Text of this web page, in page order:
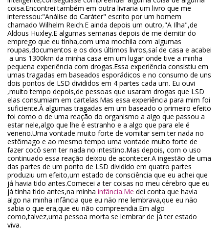
coisa.Encontrei também em outra livraria um livro que me
interessou:"Análise do Caráter" escrito por um homem
chamado Wilhelm Reich.E ainda depois um outro,"A Ilha",de
Aldous Huxley.E algumas semanas depois de me demitir do
emprego que eu tinha,com uma mochila com algumas
roupas,documentos e os dois últimos livros,saí de casa e acabei
a uns 1300km da minha casa em um lugar onde tive a minha
pequena experiência com drogas.Essa experiência consistiu em
umas tragadas em baseados esporádicos e no consumo de uns
dois pontos de LSD divididos em 4 partes cada um. Eu ouvi
,muito tempo depois,de pessoas que usaram drogas que LSD
elas consumiam em cartelas.Mas essa experiência para mim foi
suficiente.À algumas tragadas em um baseado o primeiro efeito
foi como o de uma reação do organismo a algo que passou a
estar nele,algo que lhe é estranho e a algo que para ele é
veneno.Uma vontade muito forte de vomitar sem ter nada no
estômago e ao mesmo tempo uma vontade muito forte de
fazer cocô sem ter nada no intestino.Mas depois, com o uso
continuado essa reação deixou de acontecer.A ingestão de uma
das partes de um ponto de LSD dividido em quatro partes
produziu um efeito,um estado de consciência que eu achei que
já havia tido antes.Comecei a ter coisas no meu cérebro que eu
já tinha tido antes,na minha infância.Me dei conta que havia
algo na minha infância que eu não me lembrava,que eu não
sabia o que era,que eu não compreendia.Em algo
como,talvez,uma pessoa morta se lembrar de já ter estado
viva.